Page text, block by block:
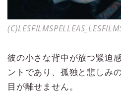
彼の小さな背中が放つ緊迫
ントであり、孤独と悲しみ
目が離せません。